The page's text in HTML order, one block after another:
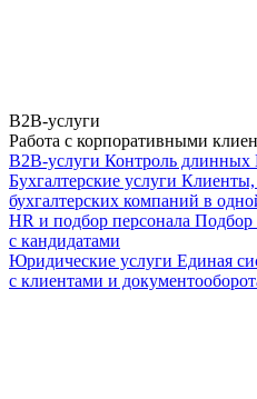
B2B-услуги
Работа с корпоративными
B2B-услуги Контроль длинных
Бухгалтерские услуги Клиенты,
бухгалтерских компаний в
HR и подбор персонала Подбор
с кандидатами
Юридические услуги Единая
с клиентами и